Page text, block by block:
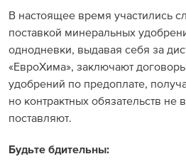
В настоящее время участились
поставкой минеральных
однодневки, выдавая себя за
«ЕвроХима», заключают
удобрений по предоплате,
но контрактных обязательств не
поставляют.
Будьте бдительны: